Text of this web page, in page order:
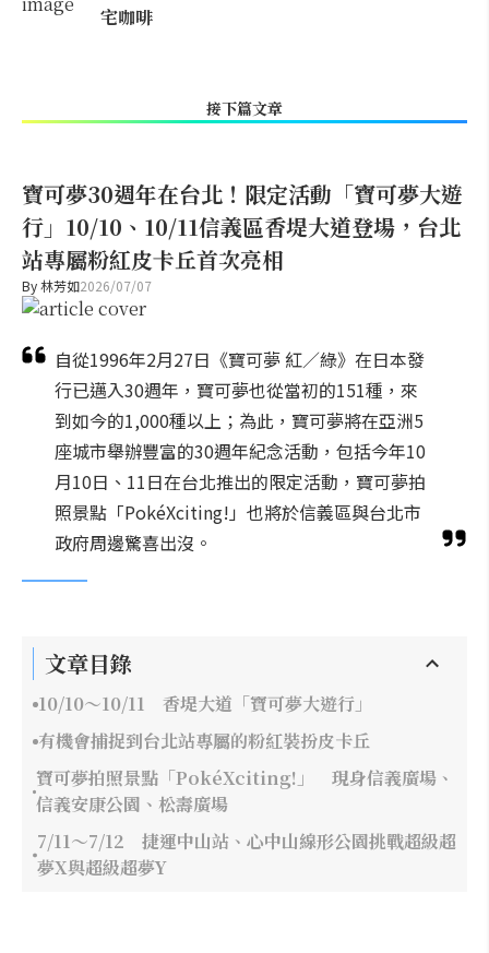
宅咖啡
接下篇文章
寶可夢30週年在台北！限定活動「寶可夢大遊
行」10/10、10/11信義區香堤大道登場，台北
站專屬粉紅皮卡丘首次亮相
By林芳如2026/07/07
自從1996年2月27日《寶可夢 紅／綠》在日本發
行已邁入30週年，寶可夢也從當初的151種，來
到如今的1,000種以上；為此，寶可夢將在亞洲5
座城市舉辦豐富的30週年紀念活動，包括今年10
月10日、11日在台北推出的限定活動，寶可夢拍
照景點「PokéXciting!」也將於信義區與台北市
政府周邊驚喜出沒。
文章目錄
10/10～10/11 香堤大道「寶可夢大遊行」
有機會捕捉到台北站專屬的粉紅裝扮皮卡丘
寶可夢拍照景點「PokéXciting!」 現身信義廣場、
信義安康公園、松壽廣場
7/11～7/12 捷運中山站、心中山線形公園挑戰超級超
夢X與超級超夢Y